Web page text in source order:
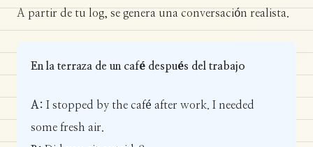
A partir de tu log, se genera una conversación realista.
En la terraza de un café después del trabajo
A:
I stopped by the café after work. I needed
some fresh air.